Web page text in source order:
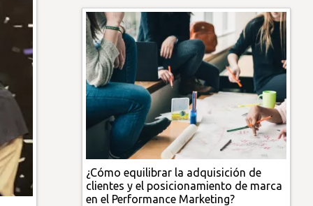
¿Cómo equilibrar la adquisición de
clientes y el posicionamiento de marca
en el Performance Marketing?